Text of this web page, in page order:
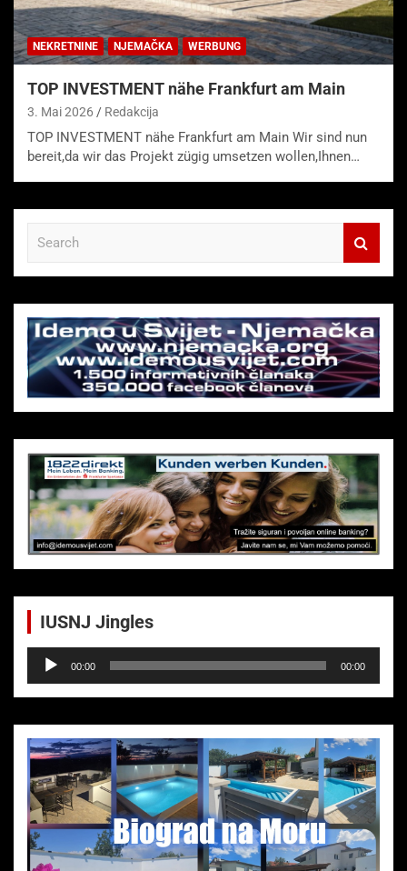
NEKRETNINE NJEMAČKA WERBUNG
TOP INVESTMENT nähe Frankfurt am Main
3. Mai 2026 Redakcija
TOP INVESTMENT nähe Frankfurt am Main Wir sind nun
bereit,da wir das Projekt zügig umsetzen wollen,Ihnen…
c
h
IUSNJ Jingles
Audio-
Player
00:00 00:00